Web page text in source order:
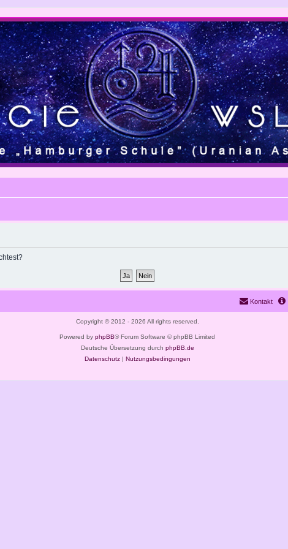
Kontakt
Copyright © 2012 - 2026 All rights reserved.
Powered by phpBB® Forum Software © phpBB Limited
Deutsche Übersetzung durch phpBB.de
Datenschutz| Nutzungsbedingungen